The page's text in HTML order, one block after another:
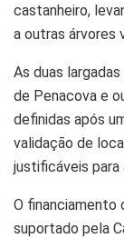
castanheiro,
a outras árvores
As duas
de Penacova e
definidas após
validação de
justificáveis para
O financiamento
suportado pela